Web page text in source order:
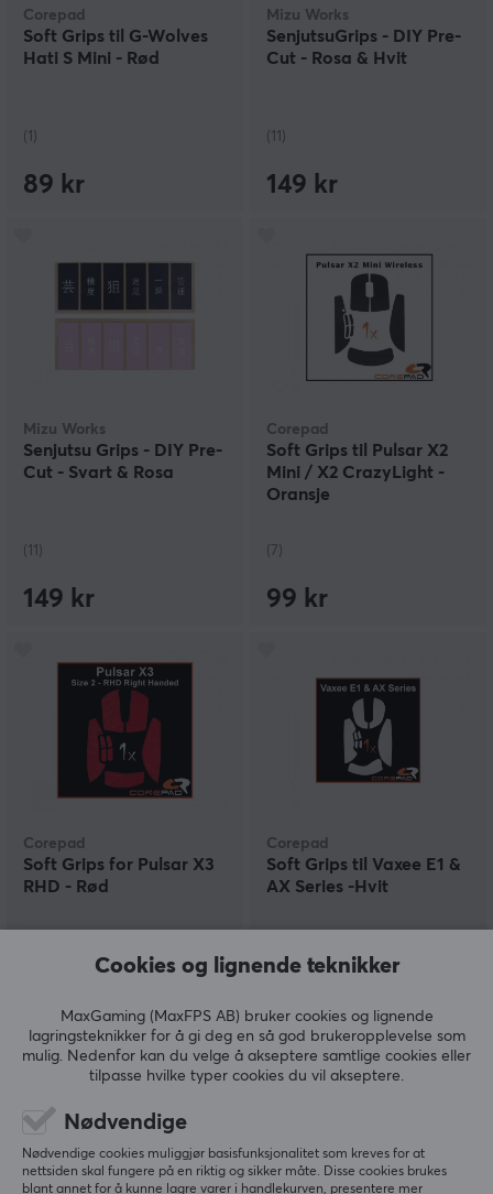
Corepad
Soft Grips til G-Wolves
Hati S Mini - Rød
(1)
89 kr
Mizu Works
SenjutsuGrips - DIY Pre-
Cut - Rosa & Hvit
(11)
149 kr
Mizu Works
Senjutsu Grips - DIY Pre-
Cut - Svart & Rosa
(11)
149 kr
Corepad
Soft Grips til Pulsar X2
Mini / X2 CrazyLight -
Oransje
(7)
99 kr
Corepad
Soft Grips for Pulsar X3
RHD - Rød
99 kr
Corepad
Soft Grips til Vaxee E1 &
AX Series -Hvit
(0)
99 kr
Cookies og lignende teknikker
MaxGaming (MaxFPS AB) bruker cookies og lignende
lagringsteknikker for å gi deg en så god brukeropplevelse som
mulig. Nedenfor kan du velge å akseptere samtlige cookies eller
tilpasse hvilke typer cookies du vil akseptere.
Nødvendige
Nødvendige cookies muliggjør basisfunksjonalitet som kreves for at
nettsiden skal fungere på en riktig og sikker måte. Disse cookies brukes
blant annet for å kunne lagre varer i handlekurven, presentere mer